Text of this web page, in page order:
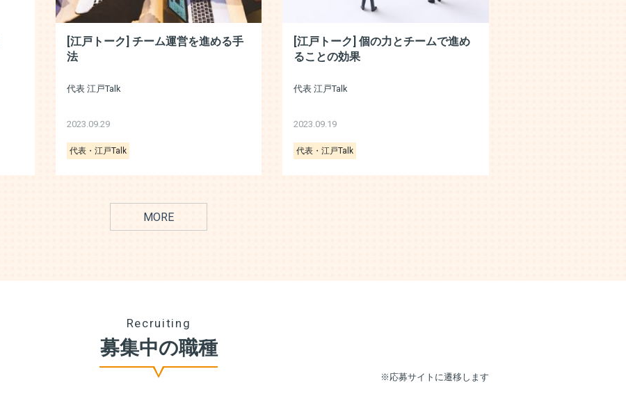
[江戸トーク] チーム運営を進める手
法
代表 江戸Talk
2023.09.29
代表・江戸Talk
[江戸トーク] 個の力とチームで進め
ることの効果
代表 江戸Talk
2023.09.19
代表・江戸Talk
MORE
Recruiting
募集中の職種
※応募サイトに遷移します